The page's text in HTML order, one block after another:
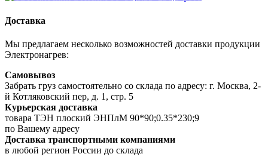
Доставка
Мы предлагаем несколько возможностей доставки продукции
Электронагрев:
Самовывоз
Забрать груз самостоятельно со склада по адресу: г. Москва, 2-
й Котляковский пер, д. 1, стр. 5
Курьерская доставка
товара ТЭН плоский ЭНПлМ 90*90;0.35*230;9
по Вашему адресу
Доставка транспортными компаниями
в любой регион России до склада